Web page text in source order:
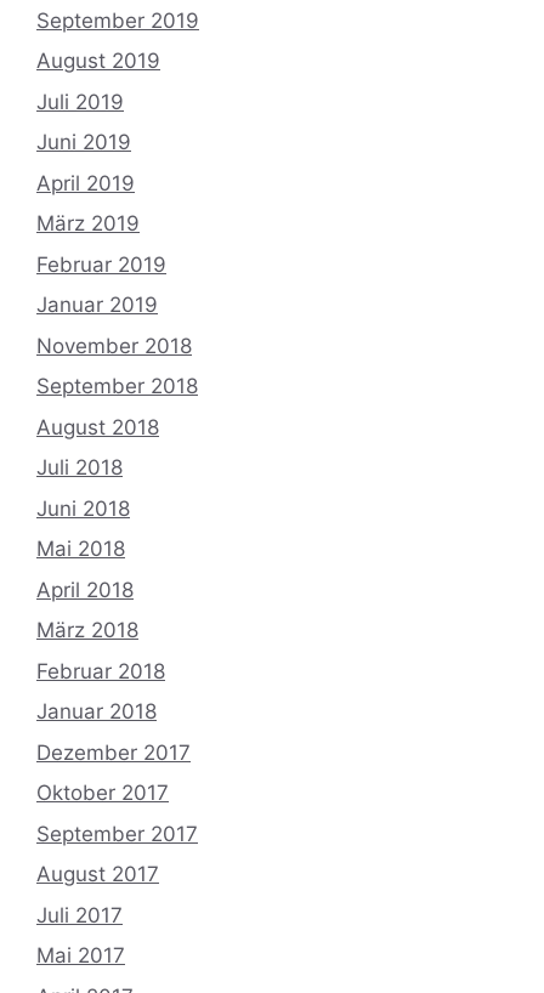
September 2019
August 2019
Juli 2019
Juni 2019
April 2019
März 2019
Februar 2019
Januar 2019
November 2018
September 2018
August 2018
Juli 2018
Juni 2018
Mai 2018
April 2018
März 2018
Februar 2018
Januar 2018
Dezember 2017
Oktober 2017
September 2017
August 2017
Juli 2017
Mai 2017